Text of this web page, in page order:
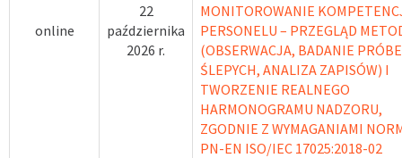
online
22
października
2026 r.
MONITOROWANIE
PERSONELU – PRZEGLĄD
(OBSERWACJA, BADANIE
ŚLEPYCH, ANALIZA ZAPISÓW) I
TWORZENIE REALNEGO
HARMONOGRAMU NADZORU,
ZGODNIE Z WYMAGANIAMI
PN-EN ISO/IEC 17025:2018-02